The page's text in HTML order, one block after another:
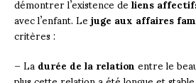
avec l’enfant. Lejuge aux affaires
critères :
– Ladurée de la relationentre le